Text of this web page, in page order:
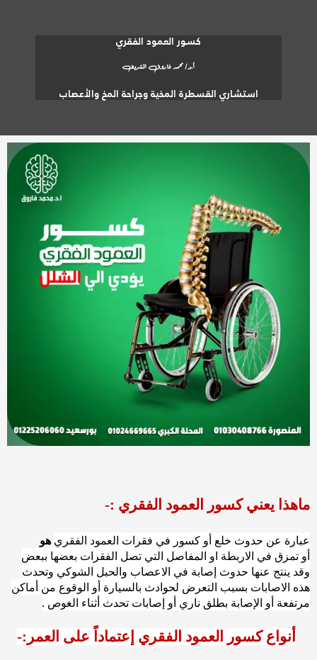
كسور العمود الفقري
أ.د/ محمد فاروق الشريف
استشاري القسطرة المخية وجراحة المخ والأعصاب
ماهذا يعني كسور العمود الفقري :-
هو عبارة عن حدوث خلع أو كسور في فقرات العمود الفقري
أو تمزق في الاربطة او المفاصل التي تصل الفقرات بعضها ببعض
وقد ينتج عنها حدوث إصابة في الاعصاب والحبل الشوكي وتحدث
هذه الاصابات بسبب التعرض لحوادث بالسيارة أو الوقوع من أماكن
مرتفعة أو الإصابة بطلق ناري أو إصابات تحدث أثناء الغوص .
أنواع كسور العمود الفقري إعتماداً على العمر:-